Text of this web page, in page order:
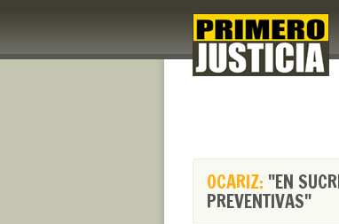
OCARIZ: "EN
PREVENTIVAS"